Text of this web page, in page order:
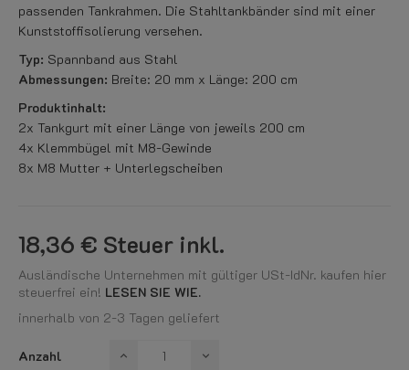
passenden Tankrahmen. Die Stahltankbänder sind mit einer
Kunststoffisolierung versehen.
Typ: Spannband aus Stahl
Abmessungen: Breite: 20 mm x Länge: 200 cm
Produktinhalt:
2x Tankgurt mit einer Länge von jeweils 200 cm
4x Klemmbügel mit M8-Gewinde
8x M8 Mutter + Unterlegscheiben
18,36 € Steuer inkl.
Ausländische Unternehmen mit gültiger USt-IdNr. kaufen hier
steuerfrei ein! LESEN SIE WIE.
innerhalb von 2-3 Tagen geliefert
Anzahl